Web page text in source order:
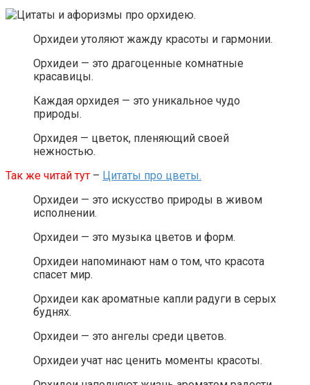
Орхидеи утоляют жажду красоты и гармонии.
Орхидеи — это драгоценные комнатные
красавицы.
Каждая орхидея — это уникальное чудо
природы.
Орхидея — цветок, пленяющий своей
нежностью.
Так же читай тут – Цитаты про цветы.
Орхидеи — это искусство природы в живом
исполнении.
Орхидеи — это музыка цветов и форм.
Орхидеи напоминают нам о том, что красота
спасет мир.
Орхидеи как ароматные капли радуги в серых
буднях.
Орхидеи — это ангелы среди цветов.
Орхидеи учат нас ценить моменты красоты.